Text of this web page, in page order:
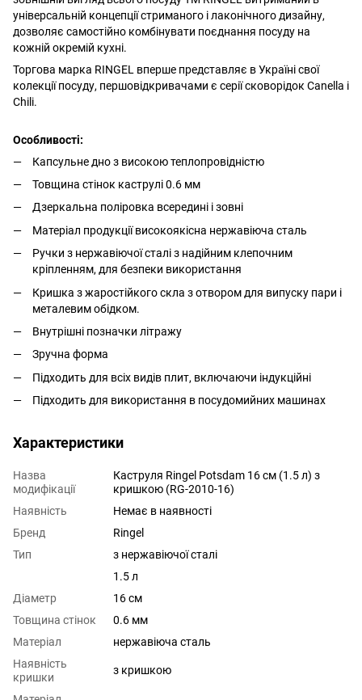
універсальній концепції стриманого і лаконічного дизайну,
дозволяє самостійно комбінувати поєднання посуду на
кожній окремій кухні.
Торгова марка RINGEL вперше представляє в Україні свої
колекції посуду, першовідкривачами є серії сковорідок Canella і
Chili.
Особливості:
Капсульне дно з високою теплопровідністю
Товщина стінок каструлі 0.6 мм
Дзеркальна поліровка всередині і зовні
Матеріал продукції високоякісна нержавіюча сталь
Ручки з нержавіючої сталі з надійним клепочним
кріпленням, для безпеки використання
Кришка з жаростійкого скла з отвором для випуску пари і
металевим обідком.
Внутрішні позначки літражу
Зручна форма
Підходить для всіх видів плит, включаючи індукційні
Підходить для використання в посудомийних машинах
Характеристики
Назва
модифікації
Каструля Ringel Potsdam 16 см (1.5 л) з
кришкою (RG-2010-16)
Наявність
Немає в наявності
Бренд
Ringel
Тип
з нержавіючої сталі
1.5 л
Діаметр
16 см
Товщина стінок
0.6 мм
Матеріал
нержавіюча сталь
Наявність
кришки
з кришкою